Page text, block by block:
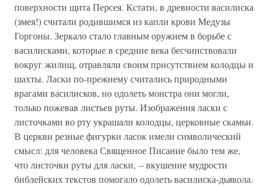
поверхности щита Персея. Кстати, в древности василиска
(змея!) считали родившимся из капли крови Медузы
Горгоны. Зеркало стало главным оружием в борьбе с
василисками, которые в средние века бесчинствовали
вокруг жилищ, отравляли своим присутствием колодцы и
шахты. Ласки по-прежнему считались природными
врагами василисков, но одолеть монстра они могли,
только пожевав листьев руты. Изображения ласки с
листочками во рту украшали колодцы, церковные скамьи.
В церкви резные фигурки ласок имели символический
смысл: для человека Священное Писание было тем же,
что листочки руты для ласки, – вкушение мудрости
библейских текстов помогало одолеть василиска-дьявола.